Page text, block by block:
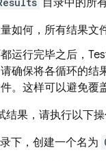
目录中的所
如何，所有结果文
运行完毕之后，
确保将各循环的
。这样可以避免覆
果，请执行以下操
下，创建一个名为